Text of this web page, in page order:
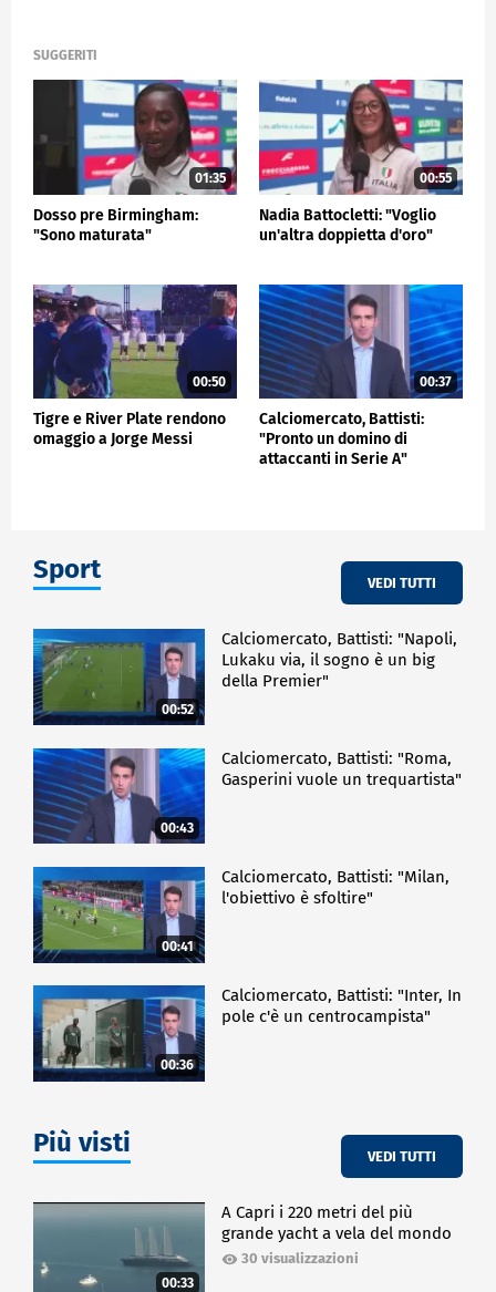
SUGGERITI
01:35
Dosso pre Birmingham:
"Sono maturata"
00:55
Nadia Battocletti: "Voglio
un'altra doppietta d'oro"
00:50
Tigre e River Plate rendono
omaggio a Jorge Messi
00:37
Calciomercato, Battisti:
"Pronto un domino di
attaccanti in Serie A"
Sport VEDI TUTTI
00:52
Calciomercato, Battisti: "Napoli,
Lukaku via, il sogno è un big
della Premier"
00:43
Calciomercato, Battisti: "Roma,
Gasperini vuole un trequartista"
00:41
Calciomercato, Battisti: "Milan,
l'obiettivo è sfoltire"
00:36
Calciomercato, Battisti: "Inter, In
pole c'è un centrocampista"
Più visti VEDI TUTTI
00:33
A Capri i 220 metri del più
grande yacht a vela del mondo
30 visualizzazioni